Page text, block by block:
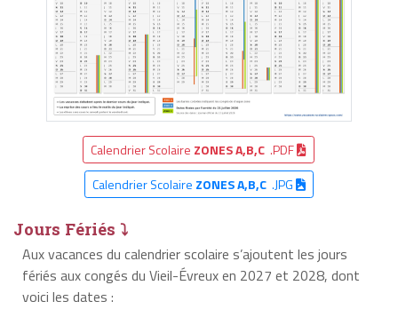
Calendrier Scolaire ZONES A,B,C .PDF
Calendrier Scolaire ZONES A,B,C.JPG
Jours Fériés ⤵
Aux vacances du calendrier scolaire s’ajoutent les jours
fériés aux congés du Vieil-Évreux en 2027 et 2028, dont
voici les dates :